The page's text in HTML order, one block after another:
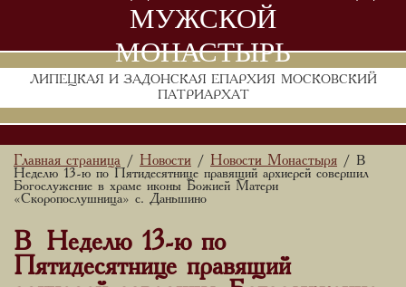
МУЖСКОЙ
МОНАСТЫРЬ
ЛИПЕЦКАЯ И ЗАДОНСКАЯ ЕПАРХИЯ МОСКОВСКИЙ
ПАТРИАРХАТ
Главная страница / Новости / Новости Монастыря / В
Неделю 13-ю по Пятидесятнице правящий архиерей совершил
Богослужение в храме иконы Божией Матери
«Скоропослушница» с. Даньшино
В Неделю 13-ю по
Пятидесятнице правящий